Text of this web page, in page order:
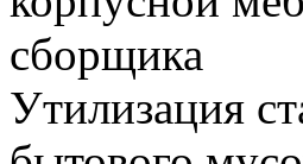
сборщика
Утилизация